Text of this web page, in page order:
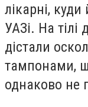
лікарні,
УАЗі. На тілі
дістали
тампонами,
однаково не